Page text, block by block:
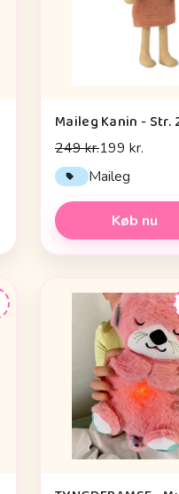
249 kr.199 kr.
Maileg
Køb nu